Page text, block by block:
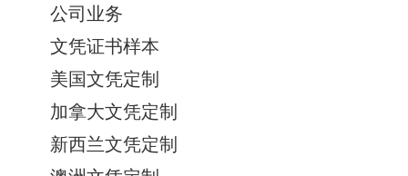
公司业务
文凭证书样本
美国文凭定制
加拿大文凭定制
新西兰文凭定制